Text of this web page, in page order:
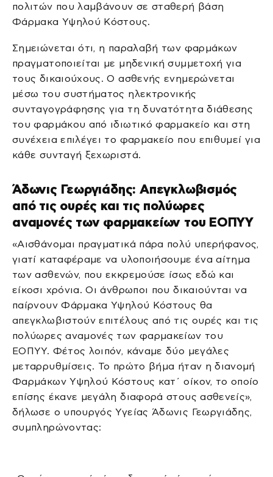
πολιτών που λαμβάνουν σε σταθερή βάση
Φάρμακα Υψηλού Κόστους.
Σημειώνεται ότι, η παραλαβή των φαρμάκων
πραγματοποιείται με μηδενική συμμετοχή για
τους δικαιούχους. Ο ασθενής ενημερώνεται
μέσω του συστήματος ηλεκτρονικής
συνταγογράφησης για τη δυνατότητα διάθεσης
του φαρμάκου από ιδιωτικό φαρμακείο και στη
συνέχεια επιλέγει το φαρμακείο που επιθυμεί για
κάθε συνταγή ξεχωριστά.
Άδωνις Γεωργιάδης: Απεγκλωβισμός
από τις ουρές και τις πολύωρες
αναμονές των φαρμακείων του ΕΟΠΥΥ
«Αισθάνομαι πραγματικά πάρα πολύ υπερήφανος,
γιατί καταφέραμε να υλοποιήσουμε ένα αίτημα
των ασθενών, που εκκρεμούσε ίσως εδώ και
είκοσι χρόνια. Οι άνθρωποι που δικαιούνται να
παίρνουν Φάρμακα Υψηλού Κόστους θα
απεγκλωβιστούν επιτέλους από τις ουρές και τις
πολύωρες αναμονές των φαρμακείων του
ΕΟΠΥΥ. Φέτος λοιπόν, κάναμε δύο μεγάλες
μεταρρυθμίσεις. Το πρώτο βήμα ήταν η διανομή
Φαρμάκων Υψηλού Κόστους κατ΄ οίκον, το οποίο
επίσης έκανε μεγάλη διαφορά στους ασθενείς»,
δήλωσε ο υπουργός Υγείας Άδωνις Γεωργιάδης,
συμπληρώνοντας: